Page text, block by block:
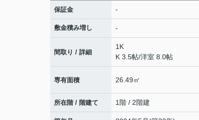
保証金 -
敷金積み増し -
間取り / 詳細
1K
K 3.5帖/洋室 8.0帖
専有面積 26.49㎡
所在階 / 階建て 1階 / 2階建